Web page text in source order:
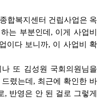
합복지센터 건립사업은 옥
는 부분인데, 이게 사업비
이다 보니까, 이 사업비 확
또 김성원 국회의원님을
렸는데, 최근에 확인한 바
반영은 안 된 걸로 그렇게